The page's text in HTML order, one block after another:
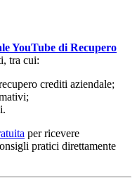
YouTube di Recupero
tra cui:
crediti aziendale;
per ricevere
pratici direttamente